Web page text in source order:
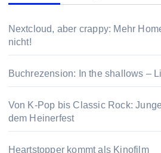
Nextcloud, aber crappy: Mehr
nicht!
Buchrezension: In the shallows –
Von K-Pop bis Classic Rock:
dem Heinerfest
Heartstopper kommt als Kinofilm